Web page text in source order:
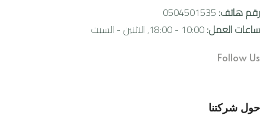
رقم هاتف: 0504501535
ساعات العمل:10:00 - 18:00, الاثنين - السبت
Follow Us
حول شركتنا